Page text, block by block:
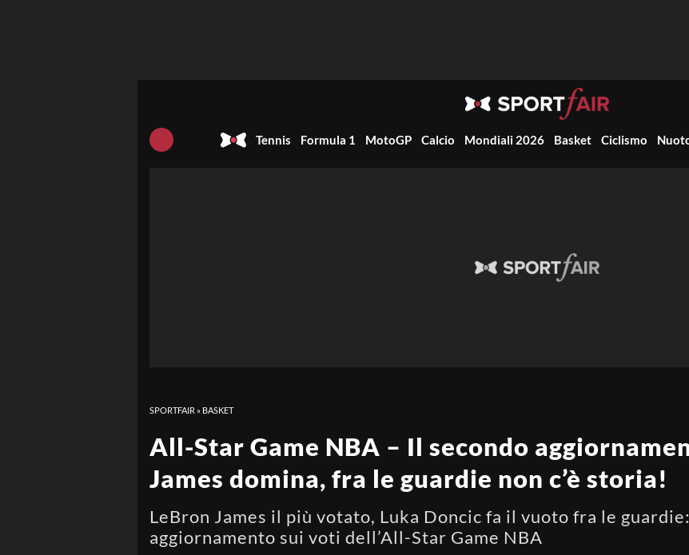
Tennis Formula 1 MotoGP Calcio Mondiali 2026 Basket Ciclismo
SPORTFAIR » BASKET
All-Star Game NBA – Il secondo
James domina, fra le guardie non c’è storia!
LeBron James il più votato, Luka Doncic fa il vuoto fra le
aggiornamento sui voti dell’All-Star Game NBA